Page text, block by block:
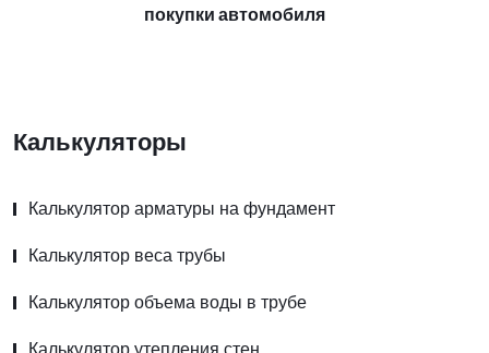
покупки автомобиля
Калькуляторы
Калькулятор арматуры на фундамент
Калькулятор веса трубы
Калькулятор объема воды в трубе